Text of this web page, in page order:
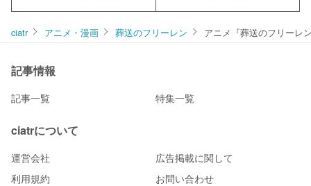
ciatr アニメ・漫画 葬送のフリーレン アニメ『葬送のフリーレ
記事情報
記事一覧 特集一覧
ciatrについて
運営会社
広告掲載に関して
利用規約
お問い合わせ